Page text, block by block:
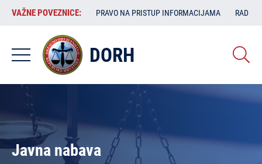
Skoči
sadržaj
VAŽNE
POVEZNICE:
VAŽNE POVEZNICE: PRAVO NA PRISTUP INFORMACIJAMA RAD
DORH
Javna nabava